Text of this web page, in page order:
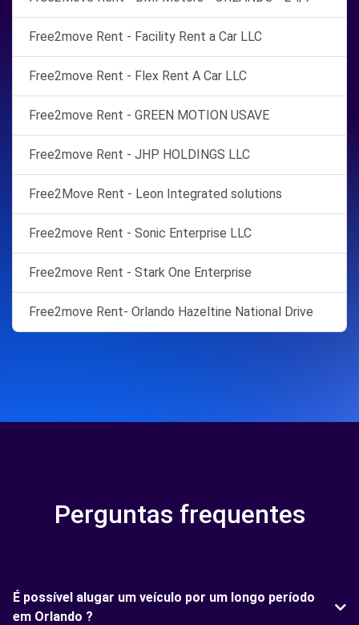
Free2move Rent - Facility Rent a Car LLC
Free2move Rent - Flex Rent A Car LLC
Free2move Rent - GREEN MOTION USAVE
Free2move Rent - JHP HOLDINGS LLC
Free2Move Rent - Leon Integrated solutions
Free2move Rent - Sonic Enterprise LLC
Free2move Rent - Stark One Enterprise
Free2move Rent- Orlando Hazeltine National Drive
Perguntas frequentes
É possível alugar um veículo por um longo período
em Orlando ?